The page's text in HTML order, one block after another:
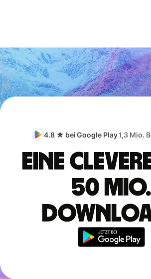
4.8 ★ bei Google Play1,3 Mio.
Eine
50 Mio.